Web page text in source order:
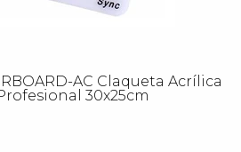
AC Claqueta Acrílica
30x25cm